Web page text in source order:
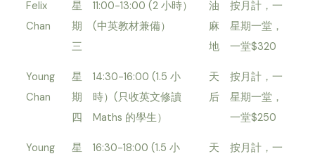
Felix
Chan
星
期
三
11:00-13:00 (2 小時）
(中英教材兼備）
油
麻
地
按月計，一
星期一堂，
一堂$320
Young
Chan
星
期
四
14:30-16:00 (1.5 小
時）(只收英文修讀
Maths 的學生）
天
后
按月計，一
星期一堂，
一堂$250
Young
星
16:30-18:00 (1.5 小
天
按月計，一